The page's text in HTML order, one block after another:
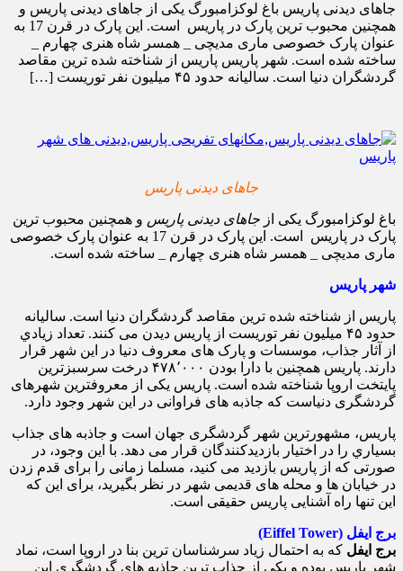
جاهای دیدنی پاریس باغ لوکزامبورگ یکی از جاهای دیدنی پاریس و
همچنین محبوب ترین پارک در پاریس است. این پارک در قرن 17 به
عنوان پارک خصوصی ماری مدیچی _ همسر شاه هنری چهارم _
ساخته شده است. شهر پاریس پاریس از شناخته شده ترین مقاصد
گردشگران دنیا است. سالیانه حدود ۴۵ میلیون نفر توریست […]
جاهای دیدنی پاریس
باغ لوکزامبورگ یکی از جاهای دیدنی پاریس و همچنین محبوب ترین
پارک در پاریس است. این پارک در قرن 17 به عنوان پارک خصوصی
ماری مدیچی _ همسر شاه هنری چهارم _ ساخته شده است.
شهر پاریس
پاریس از شناخته شده ترین مقاصد گردشگران دنیا است. سالیانه
حدود ۴۵ میلیون نفر توریست از پاریس دیدن می کنند. تعداد زيادي
از آثار جذاب، موسسات و پارک های معروف دنیا در این شهر قرار
دارند. پاریس همچنين با دارا بودن ۴۷۸٬۰۰۰ درخت سرسبزترین
پایتخت اروپا شناخته شده است. پاریس یکی از معروفترین شهرهای
گردشگری دنیاست که جاذبه های فراوانی در این شهر وجود دارد.
پاریس، مشهورترین شهر گردشگری جهان است و جاذبه های جذاب
بسياري را در اختیار بازدیدکنندگان قرار می دهد. با این وجود، در
صورتی که از پاریس بازديد می کنید، مسلما زمانی را برای قدم زدن
در خیابان ها و محله های قدیمی شهر در نظر بگیرید، برای این که
این تنها راه آشنایی پاریس حقیقی است.
برج ایفل (Eiffel Tower)
برج ایفل که به احتمال زیاد سرشناسان ترین بنا در اروپا است، نماد
شهر پاریس بوده و یکی از جذاب ترین جاذبه های گردشگری این